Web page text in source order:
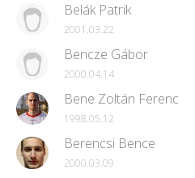
Belák Patrik
2001.03.22
Bencze Gábor
2000.04.14
Bene Zoltán Ferenc
1998.05.12
Berencsi Bence
2000.03.09